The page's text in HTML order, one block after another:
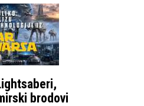
brodovi